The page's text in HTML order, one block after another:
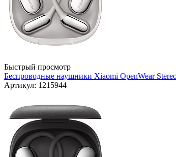
Быстрый просмотр
Беспроводные наушники Xiaomi OpenWear
Артикул: 1215944